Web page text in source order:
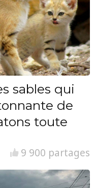
sables qui
de
toute
9 900 partages